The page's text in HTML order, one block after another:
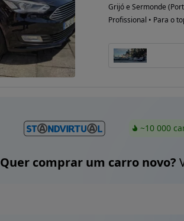
Grijó e Sermonde
Profissional • Para o
~10 000
Quer comprar um carro novo?